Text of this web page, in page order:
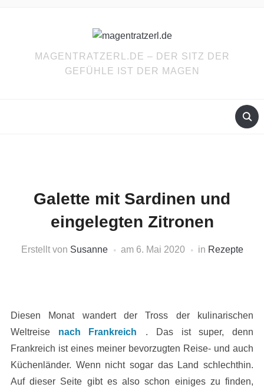
MAGENTRATZERL.DE – DER SITZ DER
GEFÜHLE IST DER MAGEN
Galette mit Sardinen und
eingelegten Zitronen
Erstellt von Susanne am 6. Mai 2020 in Rezepte
Diesen Monat wandert der Tross der kulinarischen
Weltreise nach Frankreich
. Das ist super, denn
Frankreich ist eines meiner bevorzugten Reise- und auch
Küchenländer. Wenn nicht sogar das Land schlechthin.
Auf dieser Seite gibt es also schon einiges zu finden,